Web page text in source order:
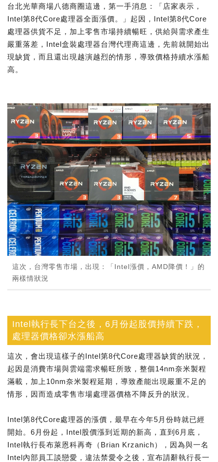
台北光華商場八德商圈這邊，第一手消息：「店家表示，
Intel第8代Core處理器全面漲價。」起因，Intel第8代Core
處理器供貨不足，加上零售市場持續暢旺，供給與需求產生
嚴重落差，Intel盒裝處理器台灣代理商這邊，先前就開始出
現缺貨，而且還出現越演越烈的情形，導致價格持續水漲船
高。
這次，台灣零售市場，出現：「Intel漲價，AMD降價！」的
兩樣情狀況
Intel執行長下台之後，6月份起股價持續下跌，
處理器價格卻水漲船高
這次，會出現這樣子的Intel第8代Core處理器缺貨的狀況，
起因是消費市場與雲端需求暢旺所致，整個14nm奈米製程
滿載，加上10nm奈米製程延期，導致產能出現嚴重不足的
情形，因而造成零售市場處理器價格不降反升的狀況。
Intel第8代Core處理器的漲價，最早在今年5月份時就已經
開始。6月份起，Intel股價漲到近期的新高，直到6月底，
Intel執行長布萊恩科再奇（Brian Krzanich），因為與一名
Intel內部員工談戀愛，違法禁愛令之後，宣布請辭執行長一